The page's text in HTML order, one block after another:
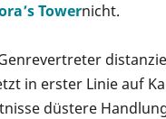
Towernicht.
in erster Linie auf
düstere